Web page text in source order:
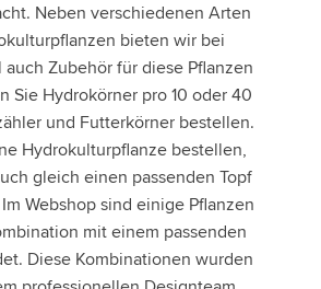
Neben verschiedenen Arten
bieten wir bei
Zubehör für diese Pflanzen
Sie Hydrokörner pro 10 oder 40
und Futterkörner bestellen.
Hydrokulturpflanze bestellen,
gleich einen passenden Topf
Webshop sind einige Pflanzen
mit einem passenden
Diese Kombinationen wurden